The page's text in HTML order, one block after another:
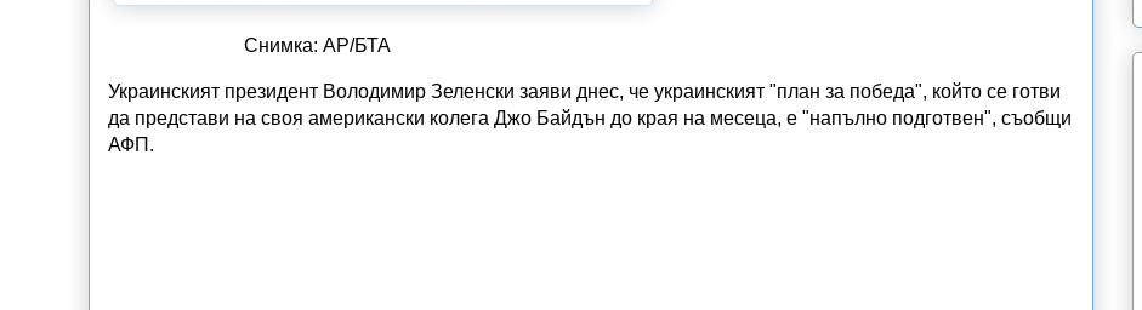
Снимка: AP/БТА
Украинският президент Володимир Зеленски заяви днес, че украинският "план за победа", който се готви
да представи на своя американски колега Джо Байдън до края на месеца, е "напълно подготвен", съобщи
АФП.